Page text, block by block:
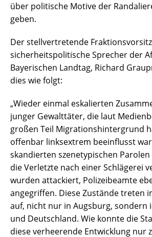
über politische Motive der
geben.
Der stellvertretende
sicherheitspolitische Sprecher der
Bayerischen Landtag, Richard
dies wie folgt:
„Wieder einmal eskalierten
junger Gewalttäter, die laut
großen Teil Migrationshintergrund
offenbar linksextrem beeinflusst
skandierten szenetypischen Parolen
die Verletzte nach einer Schlägerei
wurden attackiert, Polizeibeamte
angegriffen. Diese Zustände treten
auf, nicht nur in Augsburg, sondern
und Deutschland. Wie konnte die
diese verheerende Entwicklung nur